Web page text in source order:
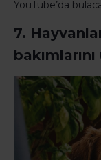
YouTube’da
7.